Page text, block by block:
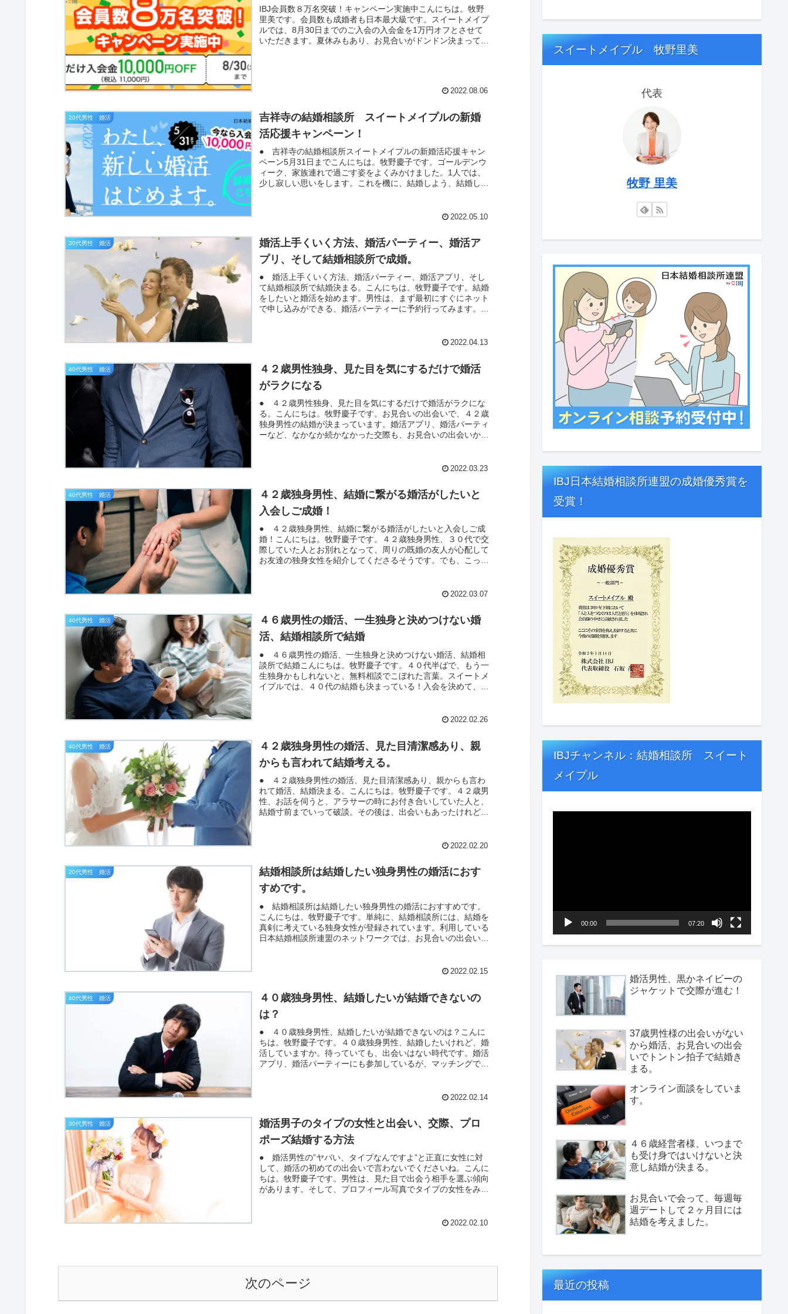
IBJ会員数８万名突破！キャンペーン実施中こんにちは。牧野
里美です。会員数も成婚者も日本最大級です。スイートメイプ
ルでは、8月30日までのご入会の入会金を1万円オフとさせて
いただきます。夏休みもあり、お見合いがドンドン決まってい
2022.08.06
20代男性 婚活
吉祥寺の結婚相談所 スイートメイプルの新婚
活応援キャンペーン！
● 吉祥寺の結婚相談所スイートメイプルの新婚活応援キャン
ペーン5月31日までこんにちは。牧野慶子です。ゴールデンウ
ィーク、家族連れで過ごす姿をよくみかけました。1人では、
少し寂しい思いをします。これを機に、結婚しよう、結婚した
2022.05.10
30代男性 婚活
婚活上手くいく方法、婚活パーティー、婚活ア
プリ、そして結婚相談所で成婚。
● 婚活上手くいく方法、婚活パーティー、婚活アプリ、そし
て結婚相談所で結婚決まる。こんにちは。牧野慶子です。結婚
をしたいと婚活を始めます。男性は、まず最初にすぐにネット
で申し込みができる、婚活パーティーに予約行ってみます。行
2022.04.13
40代男性 婚活
４２歳男性独身、見た目を気にするだけで婚活
がラクになる
● ４２歳男性独身、見た目を気にするだけで婚活がラクにな
る。こんにちは。牧野慶子です。お見合いの出会いで、４２歳
独身男性の結婚が決まっています。婚活アプリ、婚活パーティ
ーなど、なかなか続かなかった交際も、お見合いの出会いから
2022.03.23
40代男性 婚活
４２歳独身男性、結婚に繋がる婚活がしたいと
入会しご成婚！
● ４２歳独身男性、結婚に繋がる婚活がしたいと入会しご成
婚！こんにちは。牧野慶子です。４２歳独身男性、３０代で交
際していた人とお別れとなって、周りの既婚の友人が心配して
お友達の独身女性を紹介してくださるそうです。でも、こっそ
2022.03.07
40代男性 婚活
４６歳男性の婚活、一生独身と決めつけない婚
活、結婚相談所で結婚
● ４６歳男性の婚活、一生独身と決めつけない婚活、結婚相
談所で結婚こんにちは。牧野慶子です。４０代半ばで、もう一
生独身かもしれないと、無料相談でこぼれた言葉。スイートメ
イプルでは、４０代の結婚も決まっている！入会を決めて、活
2022.02.26
40代男性 婚活
４２歳独身男性の婚活、見た目清潔感あり、親
からも言われて結婚考える。
● ４２歳独身男性の婚活、見た目清潔感あり、親からも言わ
れて婚活、結婚決まる。こんにちは。牧野慶子です。４２歳男
性、お話を伺うと、アラサーの時にお付き合いしていた人と、
結婚寸前までいって破談。その後は、出会いもあったけれど、
2022.02.20
20代男性 婚活
結婚相談所は結婚したい独身男性の婚活におす
すめです。
● 結婚相談所は結婚したい独身男性の婚活におすすめです。
こんにちは。牧野慶子です。単純に、結婚相談所には、結婚を
真剣に考えている独身女性が登録されています。利用している
日本結婚相談所連盟のネットワークでは、お見合いの出会いか
2022.02.15
40代男性 婚活
４０歳独身男性、結婚したいが結婚できないの
は？
● ４０歳独身男性、結婚したいが結婚できないのは？こんに
ちは。牧野慶子です。４０歳独身男性、結婚したいけれど、婚
活していますか。待っていても、出会いはない時代です。婚活
アプリ、婚活パーティーにも参加しているが、マッチングでき
2022.02.14
30代男性 婚活
婚活男子のタイプの女性と出会い、交際、プロ
ポーズ結婚する方法
● 婚活男性の”ヤバい、タイプなんですよ”と正直に女性に対
して、婚活の初めての出会いで言わないでくださいね。こんに
ちは。牧野慶子です。男性は、見た目で出会う相手を選ぶ傾向
があります。そして、プロフィール写真でタイプの女性をみつ
2022.02.10
次のページ
スイートメイプル 牧野里美
代表
牧野 里美
IBJ日本結婚相談所連盟の成婚優秀賞を
受賞！
IBJチャンネル：結婚相談所 スイート
メイプル
ヤ
ー
00:00 07:20
婚活男性、黒かネイビーの
ジャケットで交際が進む！
37歳男性様の出会いがない
から婚活、お見合いの出会
いでトントン拍子で結婚き
まる。
オンライン面談をしていま
す。
４６歳経営者様、いつまで
も受け身ではいけないと決
意し結婚が決まる。
お見合いで会って、毎週毎
週デートして２ヶ月目には
結婚を考えました。
最近の投稿